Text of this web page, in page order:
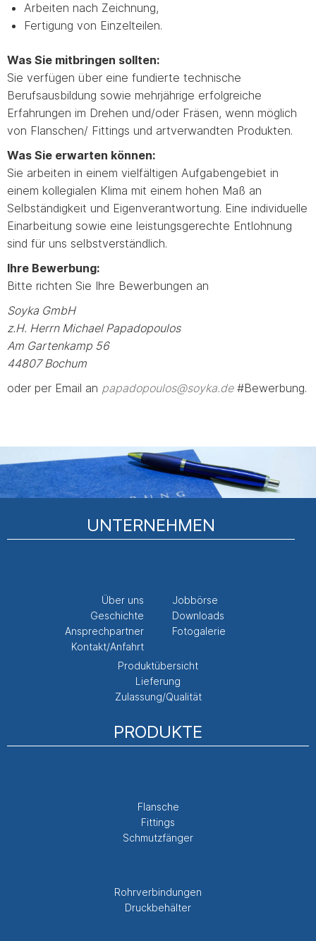
Arbeiten nach Zeichnung,
Fertigung von Einzelteilen.
Was Sie mitbringen sollten:
Sie verfügen über eine fundierte technische
Berufsausbildung sowie mehrjährige erfolgreiche
Erfahrungen im Drehen und/oder Fräsen, wenn möglich
von Flanschen/ Fittings und artverwandten Produkten.
Was Sie erwarten können:
Sie arbeiten in einem vielfältigen Aufgabengebiet in
einem kollegialen Klima mit einem hohen Maß an
Selbständigkeit und Eigenverantwortung. Eine individuelle
Einarbeitung sowie eine leistungsgerechte Entlohnung
sind für uns selbstverständlich.
Ihre Bewerbung:
Bitte richten Sie Ihre Bewerbungen an
Soyka GmbH
z.H. Herrn Michael Papadopoulos
Am Gartenkamp 56
44807 Bochum
oder per Email an papadopoulos@soyka.de#Bewerbung.
UNTERNEHMEN
Über uns
Geschichte
Ansprechpartner
Kontakt/Anfahrt
Jobbörse
Downloads
Fotogalerie
Produktübersicht
Lieferung
Zulassung/Qualität
PRODUKTE
Flansche
Fittings
Schmutzfänger
Rohrverbindungen
Druckbehälter